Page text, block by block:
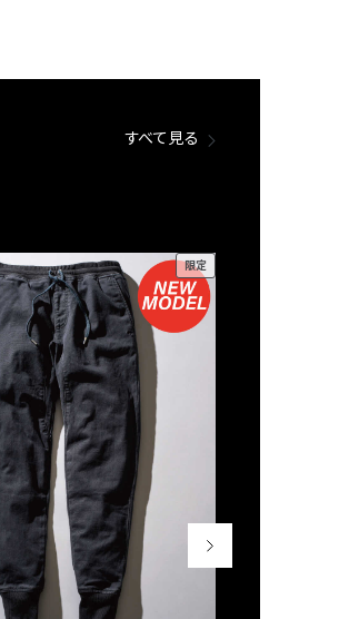
すべて見る
限定